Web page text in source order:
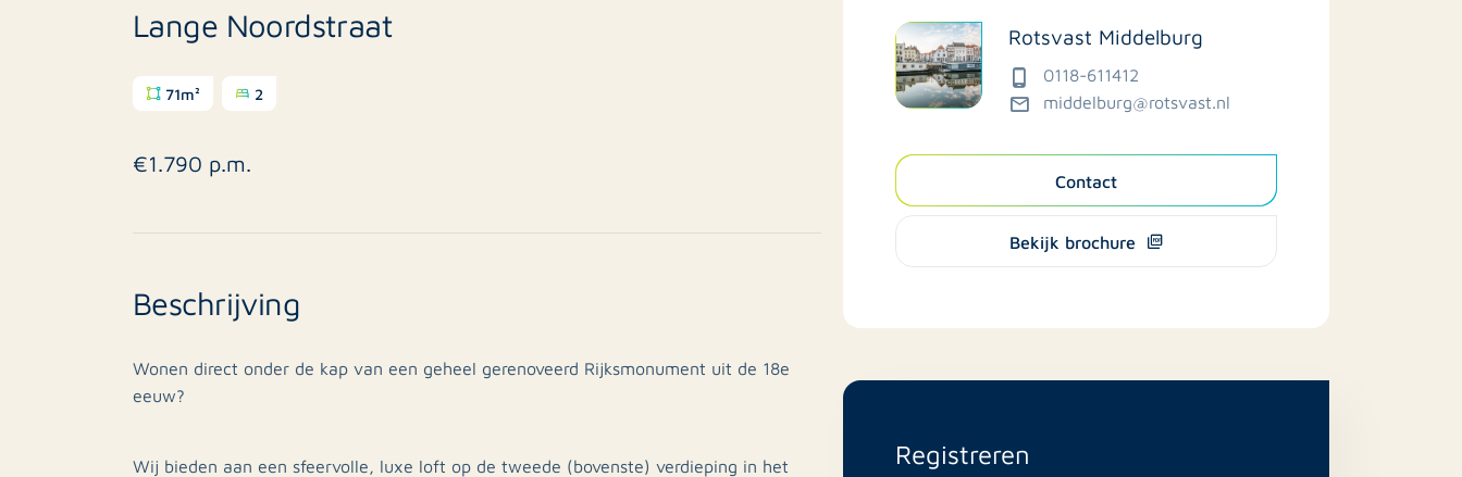
Lange Noordstraat
71m² 2
€1.790 p.m.
Beschrijving
Wonen direct onder de kap van een geheel gerenoveerd Rijksmonument uit de 18e
eeuw?
Wij bieden aan een sfeervolle, luxe loft op de tweede (bovenste) verdieping in het
Rotsvast Middelburg
0118-611412
middelburg@rotsvast.nl
Contact
Bekijk brochure
Registreren